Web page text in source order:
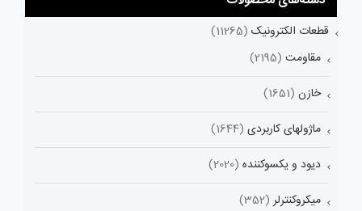
قطعات الکترونیک (11265)
مقاومت (2195)
خازن (1651)
ماژولهای کاربردی (1644)
دیود و یکسوکننده (2020)
میکروکنترلر (352)